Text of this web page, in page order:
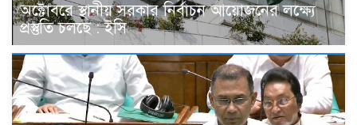
অক্টোবরে স্থানীয় সরকার নির্বাচন আয়োজনের লক্ষ্যে
প্রস্তুতি চলছে : ইসি